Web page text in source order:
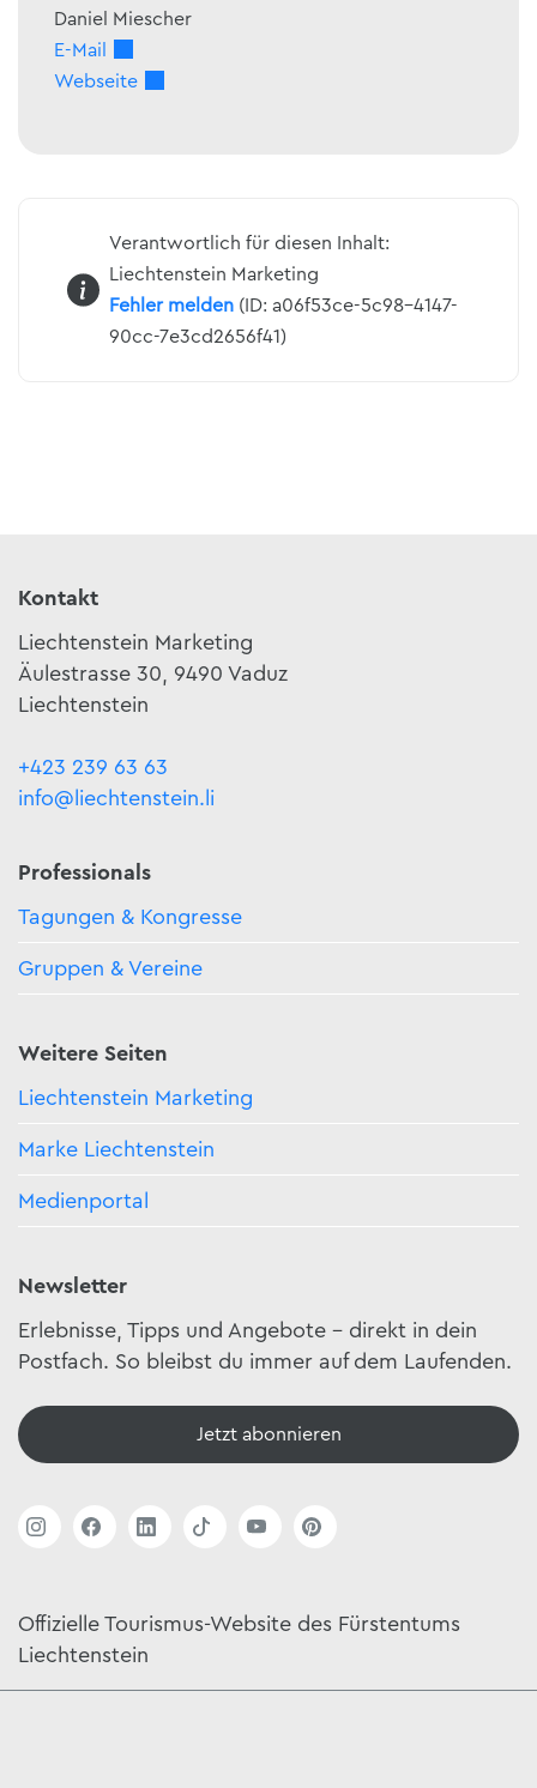
Daniel Miescher
E-Mail
Webseite
Verantwortlich für diesen Inhalt:
Liechtenstein Marketing
Fehler melden (ID: a06f53ce-5c98-4147-
90cc-7e3cd2656f41)
Kontakt
Liechtenstein Marketing
Äulestrasse 30, 9490 Vaduz
Liechtenstein
+423 239 63 63
info@liechtenstein.li
Professionals
Tagungen & Kongresse
Gruppen & Vereine
Weitere Seiten
Liechtenstein Marketing
Marke Liechtenstein
Medienportal
Newsletter
Erlebnisse, Tipps und Angebote – direkt in dein
Postfach. So bleibst du immer auf dem Laufenden.
Jetzt abonnieren
Offizielle Tourismus-Website des Fürstentums
Liechtenstein